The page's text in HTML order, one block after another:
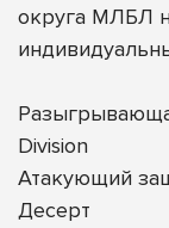
округа МЛБЛ
Division
Атакующий
Десерт